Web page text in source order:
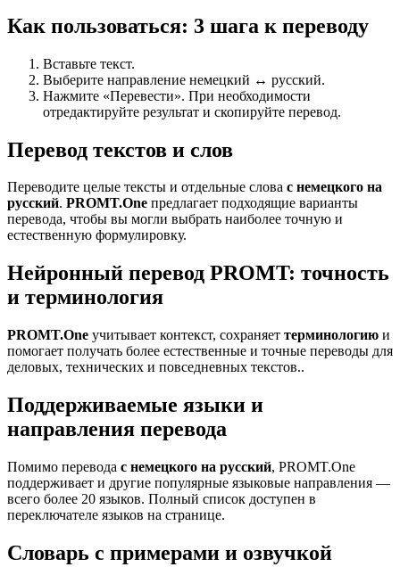
Как пользоваться: 3 шага к переводу
Вставьте текст.
Выберите направление немецкий ↔ русский.
Нажмите «Перевести». При необходимости
отредактируйте результат и скопируйте перевод.
Перевод текстов и слов
Переводите целые тексты и отдельные слова с немецкого на
русский. PROMT.One предлагает подходящие варианты
перевода, чтобы вы могли выбрать наиболее точную и
естественную формулировку.
Нейронный перевод PROMT: точность
и терминология
PROMT.One учитывает контекст, сохраняет терминологию и
помогает получать более естественные и точные переводы для
деловых, технических и повседневных текстов..
Поддерживаемые языки и
направления перевода
Помимо перевода с немецкого на русский, PROMT.One
поддерживает и другие популярные языковые направления —
всего более 20 языков. Полный список доступен в
переключателе языков на странице.
Словарь с примерами и озвучкой